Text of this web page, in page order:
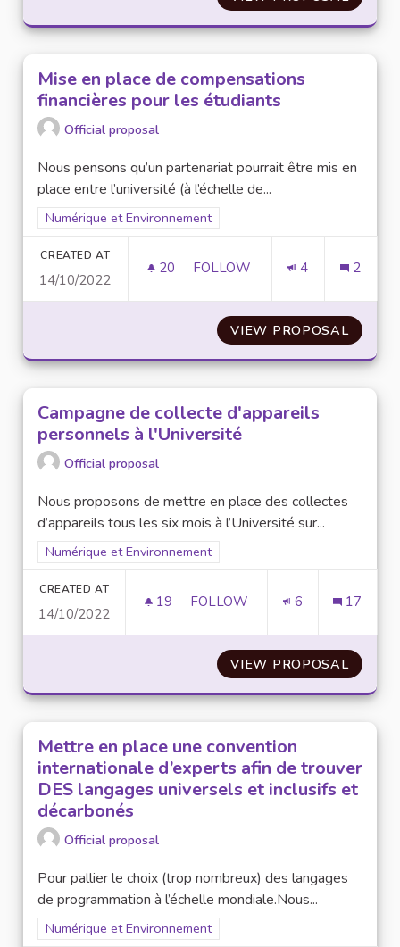
Mise en place de compensations
financières pour les étudiants
Official proposal
Nous pensons qu’un partenariat pourrait être mis en
place entre l’université (à l’échelle de...
Filter results for scope: Numérique et Environnement
Numérique et Environnement
CREATED AT
14/10/2022
20 20 FOLLOWERS
FOLLOW 4 2
VIEW PROPOSALMISE
Campagne de collecte d'appareils
personnels à l'Université
Official proposal
Nous proposons de mettre en place des collectes
d’appareils tous les six mois à l’Université sur...
Filter results for scope: Numérique et Environnement
Numérique et Environnement
CREATED AT
14/10/2022
19 19 FOLLOWERS
FOLLOW 6 17
VIEW PROPOSAL
Mettre en place une convention
internationale d’experts afin de trouver
DES langages universels et inclusifs et
décarbonés
Official proposal
Pour pallier le choix (trop nombreux) des langages
de programmation à l’échelle mondiale.Nous...
Filter results for scope: Numérique et Environnement
Numérique et Environnement